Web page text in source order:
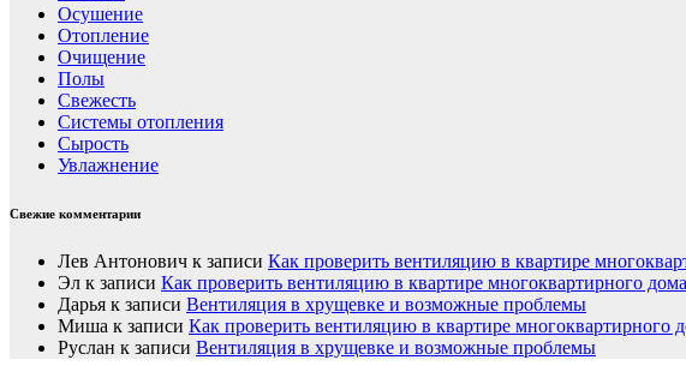
Осушение
Отопление
Очищение
Полы
Свежесть
Системы отопления
Сырость
Увлажнение
Свежие комментарии
Лев Антонович к записи Как проверить вентиляцию в квартире
Эл к записи Как проверить вентиляцию в квартире многоквартирного дома
Дарья к записи Вентиляция в хрущевке и возможные проблемы
Миша к записи Как проверить вентиляцию в квартире многоквартирного
Руслан к записи Вентиляция в хрущевке и возможные проблемы